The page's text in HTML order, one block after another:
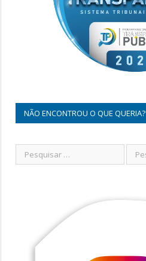
NÃO ENCONTROU O QUE QUERIA?